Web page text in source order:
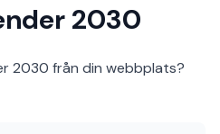
2030
2030 från din webbplats?